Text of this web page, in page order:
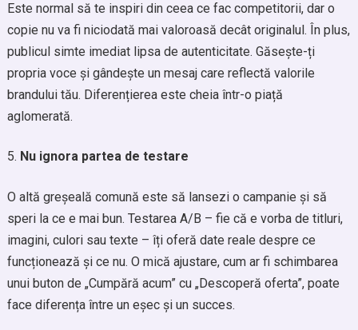
Este normal să te inspiri din ceea ce fac competitorii, dar o
copie nu va fi niciodată mai valoroasă decât originalul. În plus,
publicul simte imediat lipsa de autenticitate. Găsește-ți
propria voce și gândește un mesaj care reflectă valorile
brandului tău. Diferențierea este cheia într-o piață
aglomerată.
Nu ignora partea de testare
O altă greșeală comună este să lansezi o campanie și să
speri la ce e mai bun. Testarea A/B – fie că e vorba de titluri,
imagini, culori sau texte – îți oferă date reale despre ce
funcționează și ce nu. O mică ajustare, cum ar fi schimbarea
unui buton de „Cumpără acum” cu „Descoperă oferta”, poate
face diferența între un eșec și un succes.